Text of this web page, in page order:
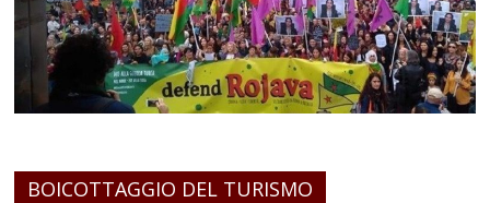
BOICOTTAGGIO DEL TURISMO